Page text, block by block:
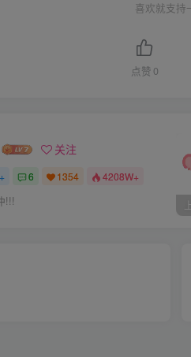
是觉得热，我决定把窗帘拉上.
一下感觉增加了SP的气氛，但
情。最后还是妹妹开口了 “你打
光，妹妹好象也不好意思在哥
到我腿上后，我再帮她把小裤裤
上，我开始还以为妹妹会趴在
。妹妹的PP看起来很不错，皮
下，用力比较轻。找到了一两
喜欢就支持
点赞 0
关注
6 1354 4208W+
!!!